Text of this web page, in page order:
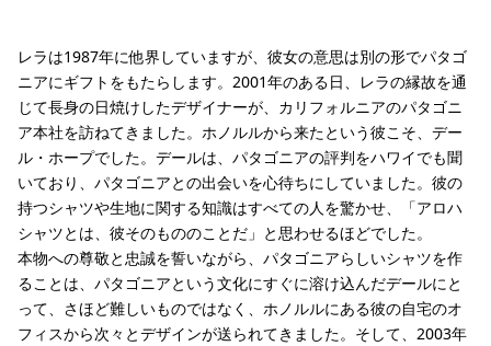
レラは1987年に他界していますが、彼女の意思は別の形でパタゴ
ニアにギフトをもたらします。2001年のある日、レラの縁故を通
じて長身の日焼けしたデザイナーが、カリフォルニアのパタゴニ
ア本社を訪ねてきました。ホノルルから来たという彼こそ、デー
ル・ホープでした。デールは、パタゴニアの評判をハワイでも聞
いており、パタゴニアとの出会いを心待ちにしていました。彼の
持つシャツや生地に関する知識はすべての人を驚かせ、「アロハ
シャツとは、彼そのもののことだ」と思わせるほどでした。
本物への尊敬と忠誠を誓いながら、パタゴニアらしいシャツを作
ることは、パタゴニアという文化にすぐに溶け込んだデールにと
って、さほど難しいものではなく、ホノルルにある彼の自宅のオ
フィスから次々とデザインが送られてきました。そして、2003年